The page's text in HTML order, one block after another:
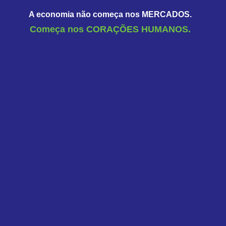
A economia não começa nos MERCADOS.
Começa nos CORAÇÕES HUMANOS.